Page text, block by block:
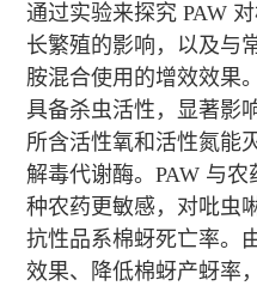
通过实验来探究PAW
长繁殖的影响，以及与
胺混合使用的增效效果
具备杀虫活性，显著影
所含活性氧和活性氮能
解毒代谢酶。PAW 与农
种农药更敏感，对吡虫
抗性品系棉蚜死亡率。
效果、降低棉蚜产蚜率